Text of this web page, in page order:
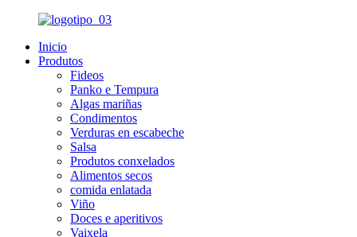
Inicio
Produtos
Fideos
Panko e Tempura
Algas mariñas
Condimentos
Verduras en escabeche
Salsa
Produtos conxelados
Alimentos secos
comida enlatada
Viño
Doces e aperitivos
Vaixela